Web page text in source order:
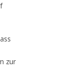
zur